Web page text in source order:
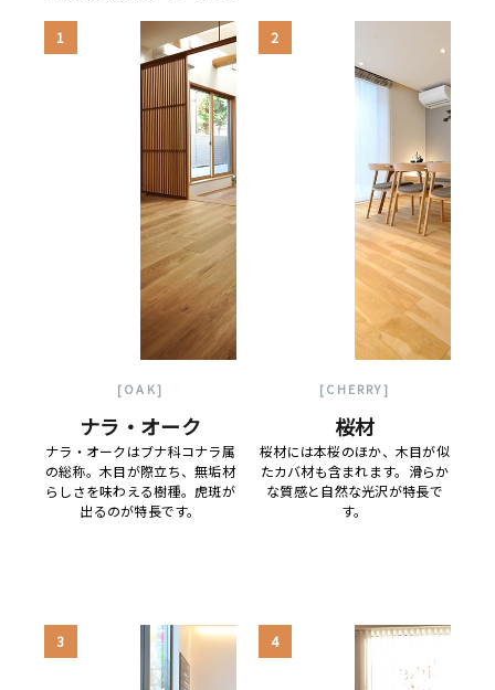
1
[OAK]
ナラ・オーク
ナラ・オークはブナ科コナラ属
の総称。木目が際立ち、無垢材
らしさを味わえる樹種。虎斑が
出るのが特長です。
2
[CHERRY]
桜材
桜材には本桜のほか、木目が似
たカバ材も含まれます。滑らか
な質感と自然な光沢が特長で
す。
3 4